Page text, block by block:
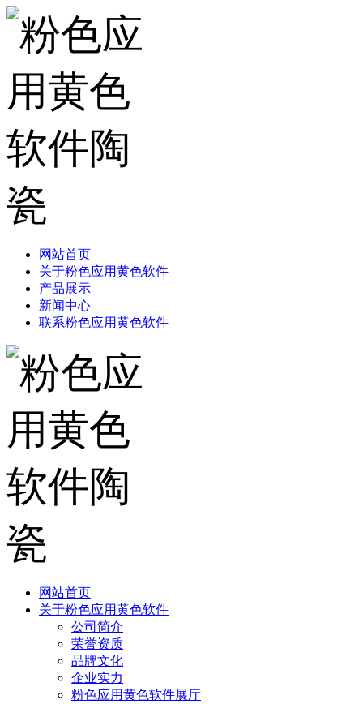
网站首页
关于粉色应用黄色软件
产品展示
新闻中心
联系粉色应用黄色软件
网站首页
关于粉色应用黄色软件
公司简介
荣誉资质
品牌文化
企业实力
粉色应用黄色软件展厅